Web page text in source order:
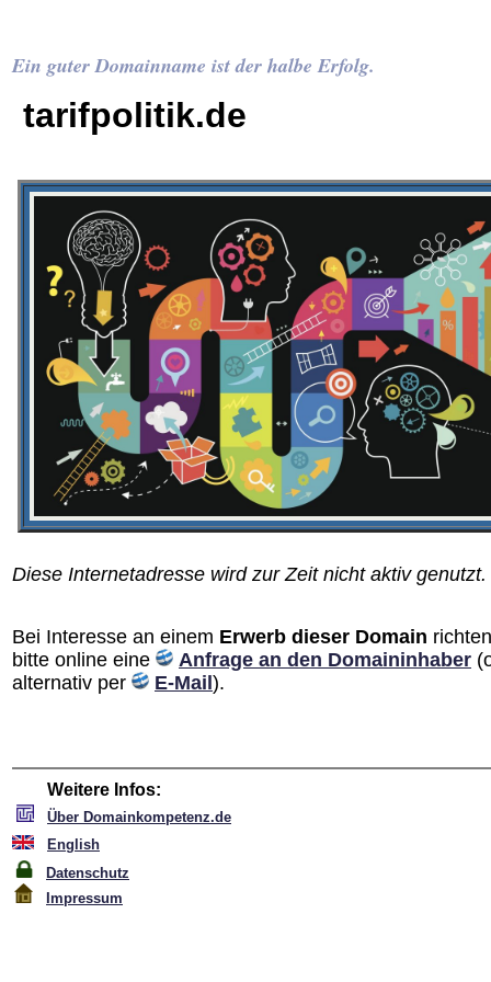
Ein guter Domainname ist der halbe Erfolg.
tarifpolitik.de
Diese Internetadresse wird zur Zeit nicht aktiv genutzt.
Bei Interesse an einem Erwerb dieser Domain
bitte online eine
Anfrage an den Domain­inhaber
alternativ per
E-Mail ).
Weitere Infos:
Über Domainkompetenz.de
English
Datenschutz
Impressum